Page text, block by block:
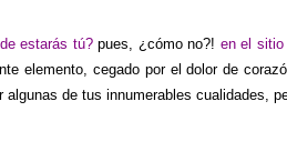
estarás tú?pues, ¿cómo no?! en el sitio
elemento, cegado por el dolor de
algunas de tus innumerables cualidades,